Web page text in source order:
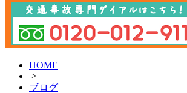
HOME
>
ブログ